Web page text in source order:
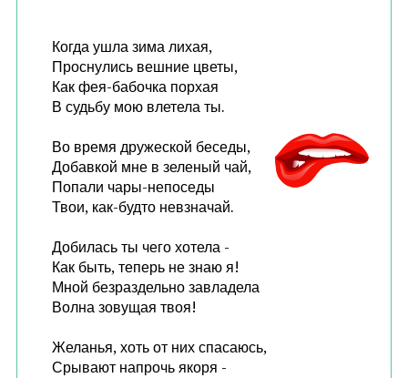
Когда ушла зима лихая,
Проснулись вешние цветы,
Как фея-бабочка порхая
В судьбу мою влетела ты.
Во время дружеской беседы,
Добавкой мне в зеленый чай,
Попали чары-непоседы
Твои, как-будто невзначай.
Добилась ты чего хотела -
Как быть, теперь не знаю я!
Мной безраздельно завладела
Волна зовущая твоя!
Желанья, хоть от них спасаюсь,
Срывают напрочь якоря -